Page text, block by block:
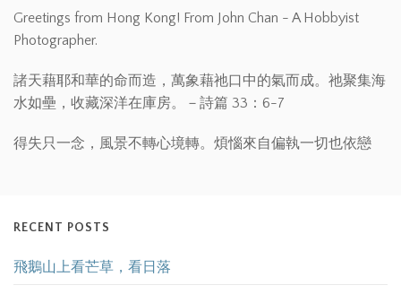
Greetings from Hong Kong! From John Chan - A Hobbyist
Photographer.
諸天藉耶和華的命而造，萬象藉祂口中的氣而成。祂聚集海
水如壘，收藏深洋在庫房。－詩篇 33：6-7
得失只一念，風景不轉心境轉。煩惱來自偏執一切也依戀
RECENT POSTS
飛鵝山上看芒草，看日落